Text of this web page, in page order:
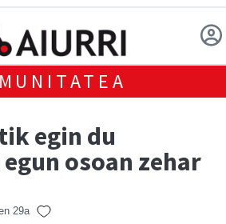
egin du
osoan zehar
29a